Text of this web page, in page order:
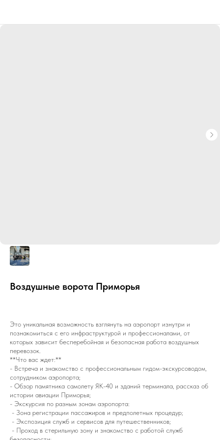
Воздушные ворота Приморья
Это уникальная возможность взглянуть на аэропорт изнутри и
познакомиться с его инфраструктурой и профессионалами, от
которых зависит бесперебойная и безопасная работа воздушных
перевозок.
**Что вас ждет:**
- Встреча и знакомство с профессиональным гидом-экскурсоводом,
сотрудником аэропорта;
- Обзор памятника самолету ЯК-40 и зданий терминала, рассказ об
истории авиации Приморья;
- Экскурсия по разным зонам аэропорта:
- Зона регистрации пассажиров и предполетных процедур;
- Экспозиция служб и сервисов для путешественников;
- Проход в стерильную зону и знакомство с работой служб